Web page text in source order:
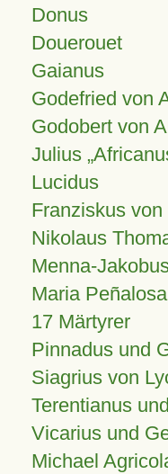
Donus
Douerouet
Gaianus
Godefried von
Godobert von
Julius
Lucidus
Franziskus
Nikolaus
Menna-
Maria Peñalosa
17 Märtyrer
Pinnadus und
Siagrius von
Terentianus
Vicarius und
Michael